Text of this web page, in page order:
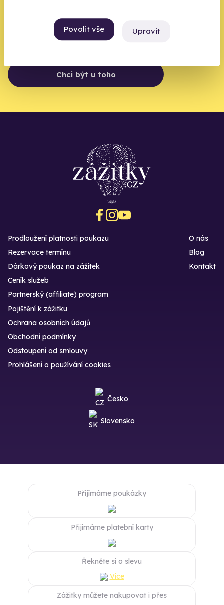
Povolit vše Upravit
Chci být u toho
Prodloužení platnosti poukazu
Rezervace termínu
Dárkový poukaz na zážitek
O nás
Blog
Kontakt
Ceník služeb
Partnerský (affiliate) program
Pojištění k zážitku
Ochrana osobních údajů
Obchodní podmínky
Odstoupení od smlouvy
Prohlášení o používání cookies
Česko
Slovensko
Přijímáme poukázky
Přijímáme platební karty
Řekněte si o slevu
Více
Zážitky můžete nakupovat i přes